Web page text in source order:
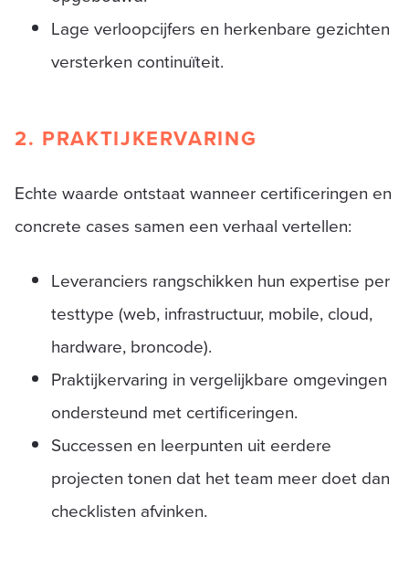
Lage verloopcijfers en herkenbare gezichten
versterken continuïteit.
2. PRAKTIJKERVARING
Echte waarde ontstaat wanneer certificeringen en
concrete cases samen een verhaal vertellen:
Leveranciers rangschikken hun expertise per
testtype (web, infrastructuur, mobile, cloud,
hardware, broncode).
Praktijkervaring in vergelijkbare omgevingen
ondersteund met certificeringen.
Successen en leerpunten uit eerdere
projecten tonen dat het team meer doet dan
checklisten afvinken.